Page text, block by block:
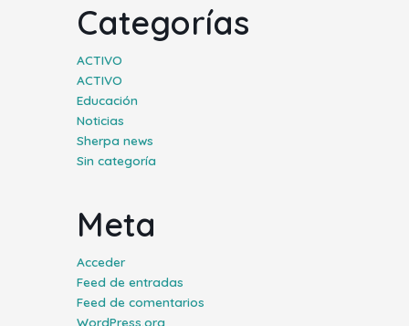
Categorías
ACTIVO
ACTIVO
Educación
Noticias
Sherpa news
Sin categoría
Meta
Acceder
Feed de entradas
Feed de comentarios
WordPress.org